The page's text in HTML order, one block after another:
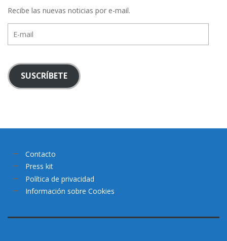
Recibe las nuevas noticias por e-mail.
mail
SUSCRÍBETE
Contacto
Press kit
Política de privacidad
Información sobre Cookies